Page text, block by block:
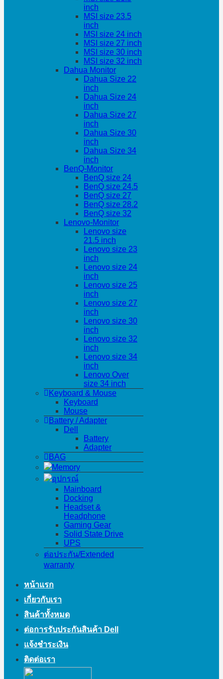
inch
MSI size 23.5
inch
MSI size 24 inch
MSI size 27 inch
MSI size 30 inch
MSI size 32 inch
Dahua Monitor
Dahua Size 22
inch
Dahua Size 24
inch
Dahua Size 27
inch
Dahua Size 30
inch
Dahua Size 34
inch
BenQ-Monitor
BenQ size 24
BenQ size 24.5
BenQ size 27
BenQ size 28.2
BenQ size 32
Lenovo-Monitor
Lenovo size
21.5 inch
Lenovo size 23
inch
Lenovo size 24
inch
Lenovo size 25
inch
Lenovo size 27
inch
Lenovo size 30
inch
Lenovo size 32
inch
Lenovo size 34
inch
Lenovo Over
size 34 inch
Keyboard & Mouse
Keyboard
Mouse
Battery / Adapter
Dell
Battery
Adapter
BAG
Memory
อุปกรณ์
Mainboard
Docking
Headset &
Headphone
Gaming Gear
Solid State Drive
UPS
ต่อประกัน/Extended
warranty
หน้าแรก
เกี่ยวกับเรา
สินค้าทั้งหมด
ต่อการรับประกันสินค้า Dell
แจ้งชำระเงิน
ติดต่อเรา